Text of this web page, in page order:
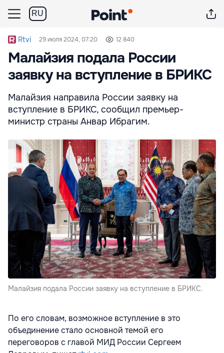
RU
Rtvi 29 июля 2024, 07:20 12 840
Малайзия подала России
заявку на вступление в БРИКС
Малайзия направила России заявку на
вступление в БРИКС, сообщил премьер-
министр страны Анвар Ибрагим.
Малайзия подала России заявку на вступление в БРИКС.
По его словам, возможное вступление в это
объединение стало основной темой его
переговоров с главой МИД России Сергеем